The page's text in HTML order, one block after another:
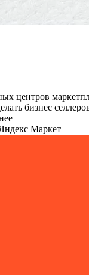
центров
бизнес
Маркет